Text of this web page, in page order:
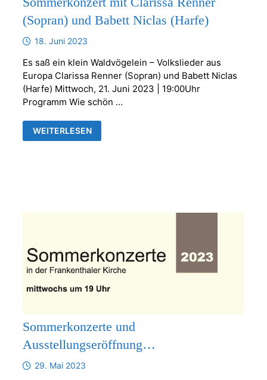
(Sopran) und Babett Niclas (Harfe)
18. Juni 2023
Es saß ein klein Waldvögelein – Volkslieder aus
Europa Clarissa Renner (Sopran) und Babett Niclas
(Harfe) Mittwoch, 21. Juni 2023 | 19:00Uhr
Programm Wie schön …
SOMMERKONZERT
MIT
WEITERLESEN
Sommerkonzerte und
Ausstellungseröffnung…
29. Mai 2023